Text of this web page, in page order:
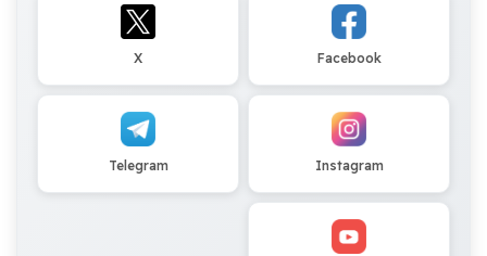
Facebook
X
Instagram
Telegram